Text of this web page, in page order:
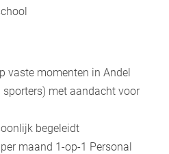
vaste momenten in Andel
sporters) met aandacht voor
begeleidt
maand 1-op-1 Personal